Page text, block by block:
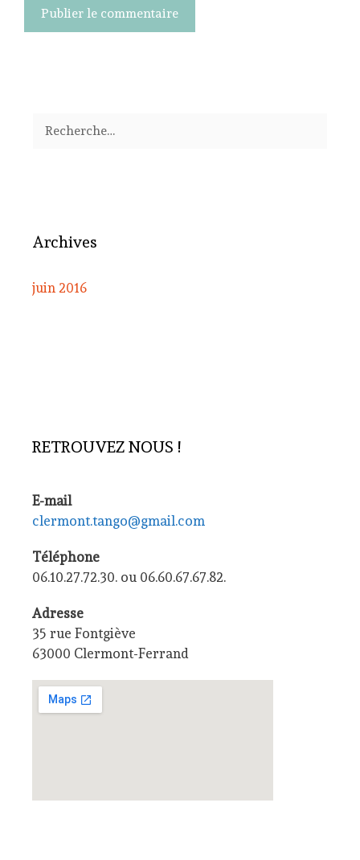
Rechercher :
Archives
juin 2016
RETROUVEZ NOUS !
E-mail
clermont.tango@gmail.com
Téléphone
06.10.27.72.30. ou 06.60.67.67.82.
Adresse
35 rue Fontgiève
63000 Clermont-Ferrand